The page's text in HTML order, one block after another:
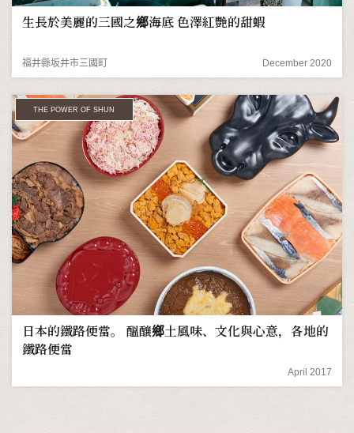
生長於美麗的三國之鄉海底 色澤紅艷的甜蝦
福井縣坂井市三國町 December 2020
THE POWER OF SHUN
日本的鐵路便當。 醞釀鄉土風味、文化與心意，各地的
鐵路便當
April 2017